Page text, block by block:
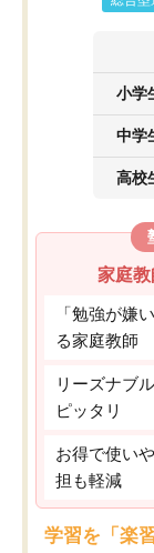
小学
中学
高校
家庭
「勉強が嫌
る家庭教師
リーズナブ
ピッタリ
お得で使い
担も軽減
学習を「楽